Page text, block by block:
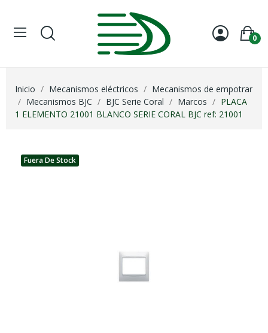
0
Inicio Mecanismos eléctricos
Mecanismos de empotrar
Mecanismos BJC
BJC Serie Coral Marcos
PLACA
1 ELEMENTO 21001 BLANCO SERIE CORAL BJC ref: 21001
Fuera De Stock